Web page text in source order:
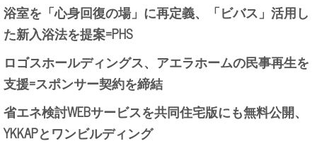
浴室を「心身回復の場」に再定義、「ビバス」活用し
た新入浴法を提案=PHS
ロゴスホールディングス、アエラホームの民事再生を
支援=スポンサー契約を締結
省エネ検討WEBサービスを共同住宅版にも無料公開、
YKKAPとワンビルディング